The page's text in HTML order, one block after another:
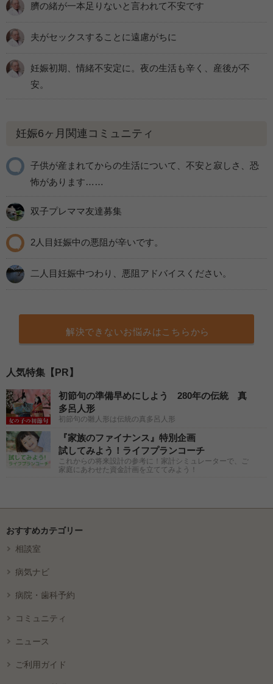
臍の緒が一本足りないと言われて不安です
夫がセックスすることに遠慮がちに
妊娠初期、情緒不安定に。夜の生活も辛く、産後が不
安。
妊娠6ヶ月関連コミュニティ
子供が産まれてからの生活について、不安と寂しさ、恐
怖があります……
双子プレママ友達募集
2人目妊娠中の悪阻が辛いです。
二人目妊娠中つわり、悪阻アドバイスください。
解決できないお悩みはこちらから
人気特集【PR】
初節句の準備早めにしよう 280年の伝統 真
多呂人形
初節句の雛人形は伝統の真多呂人形
『家族のファイナンス』特別企画
試してみよう！ライフプランコーチ
これからの将来設計の参考に！家計シミュレーターで、ご
家庭にあわせた資金計画を立ててみよう！
おすすめカテゴリー
相談室
病気ナビ
病院・歯科予約
コミュニティ
ニュース
ご利用ガイド